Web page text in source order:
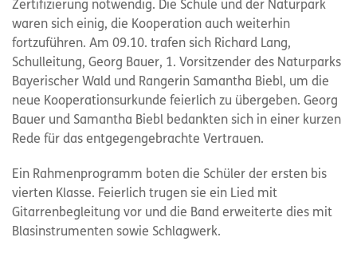
Zertifizierung notwendig. Die Schule und der Naturpark
waren sich einig, die Kooperation auch weiterhin
fortzuführen. Am 09.10. trafen sich Richard Lang,
Schulleitung, Georg Bauer, 1. Vorsitzender des Naturparks
Bayerischer Wald und Rangerin Samantha Biebl, um die
neue Kooperationsurkunde feierlich zu übergeben. Georg
Bauer und Samantha Biebl bedankten sich in einer kurzen
Rede für das entgegengebrachte Vertrauen.
Ein Rahmenprogramm boten die Schüler der ersten bis
vierten Klasse. Feierlich trugen sie ein Lied mit
Gitarrenbegleitung vor und die Band erweiterte dies mit
Blasinstrumenten sowie Schlagwerk.